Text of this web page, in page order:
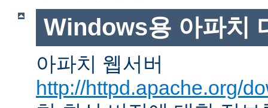
Windows용 아파치
아파치 웹서버
http://httpd.apache.org/